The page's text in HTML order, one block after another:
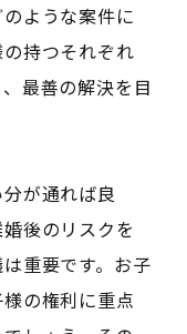
ような案件に
持つそれぞれ
最善の解決を目
が通れば良
後のリスクを
重要です。お子
の権利に重点